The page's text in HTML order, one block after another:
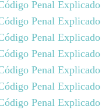
Penal Explicado
Penal Explicado
Penal Explicado
Penal Explicado
Penal Explicado
Penal Explicado
Penal Explicado